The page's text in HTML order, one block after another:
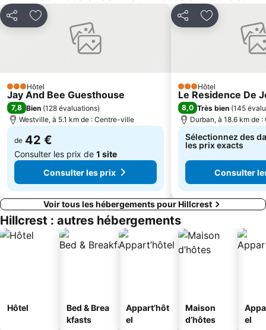
PartagerAjouter à mes favoris
3 Étoiles
Hôtel
Jay And Bee Guesthouse
7,8 Bien (128 évaluations)
Westville, à 5.1 km de : Centre-ville
de 42 €
Consulter les prix de 1 site
Consulter les prix
PartagerAjouter à
3 Étoiles
Hôtel
Le Residence De
8,0 Très bien (145
Durban, à 18.6 km de
Sélectionnez des
les prix exacts
Consulter
Voir tous les hébergements pour Hillcrest
Hillcrest : autres hébergements
Hôtel
Bed & Brea
kfasts
Appart’hôt
el
Maison
d’hôtes
el